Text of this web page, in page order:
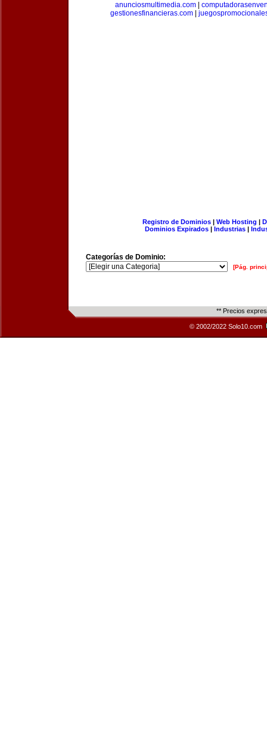
anunciosmultimedia.com
gestionesfinancieras.com
Registro de Dominios| Web Hosting |
Dominios Expirados | Industrias |
Categorías de Dominio:
[Pág.
** Precios
© 2002/2022 Solo10.com